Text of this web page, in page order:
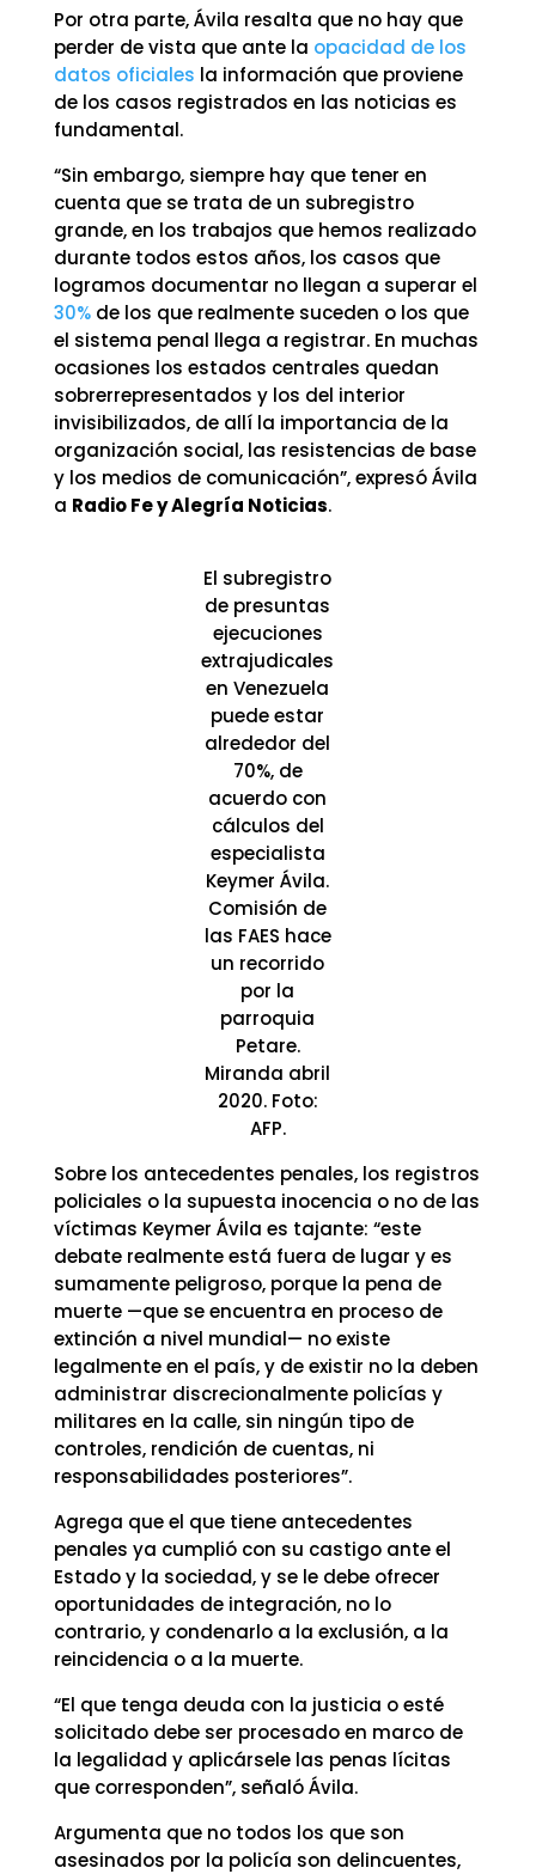
Por otra parte, Ávila resalta que no hay que
perder de vista que ante la opacidad de los
datos oficiales la información que proviene
de los casos registrados en las noticias es
fundamental.
“Sin embargo, siempre hay que tener en
cuenta que se trata de un subregistro
grande, en los trabajos que hemos realizado
durante todos estos años, los casos que
logramos documentar no llegan a superar el
30%de los que realmente suceden o los que
el sistema penal llega a registrar. En muchas
ocasiones los estados centrales quedan
sobrerrepresentados y los del interior
invisibilizados, de allí la importancia de la
organización social, las resistencias de base
y los medios de comunicación”, expresó Ávila
a Radio Fe y Alegría Noticias.
El subregistro
de presuntas
ejecuciones
extrajudicales
en Venezuela
puede estar
alrededor del
70%, de
acuerdo con
cálculos del
especialista
Keymer Ávila.
Comisión de
las FAES hace
un recorrido
por la
parroquia
Petare.
Miranda abril
2020. Foto:
AFP.
Sobre los antecedentes penales, los registros
policiales o la supuesta inocencia o no de las
víctimas Keymer Ávila es tajante: “este
debate realmente está fuera de lugar y es
sumamente peligroso, porque la pena de
muerte —que se encuentra en proceso de
extinción a nivel mundial— no existe
legalmente en el país, y de existir no la deben
administrar discrecionalmente policías y
militares en la calle, sin ningún tipo de
controles, rendición de cuentas, ni
responsabilidades posteriores”.
Agrega que el que tiene antecedentes
penales ya cumplió con su castigo ante el
Estado y la sociedad, y se le debe ofrecer
oportunidades de integración, no lo
contrario, y condenarlo a la exclusión, a la
reincidencia o a la muerte.
“El que tenga deuda con la justicia o esté
solicitado debe ser procesado en marco de
la legalidad y aplicársele las penas lícitas
que corresponden”, señaló Ávila.
Argumenta que no todos los que son
asesinados por la policía son delincuentes,